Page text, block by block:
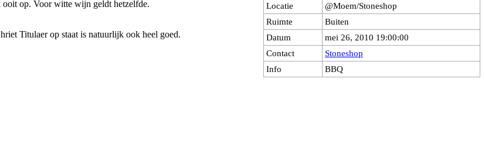
Locatie
@Moem/Stoneshop
Ruimte
Buiten
Datum
mei 26, 2010 19:00:00
Contact
Stoneshop
Info
BBQ
ooit op. Voor witte wijn geldt hetzelfde.
Titulaer op staat is natuurlijk ook heel goed.